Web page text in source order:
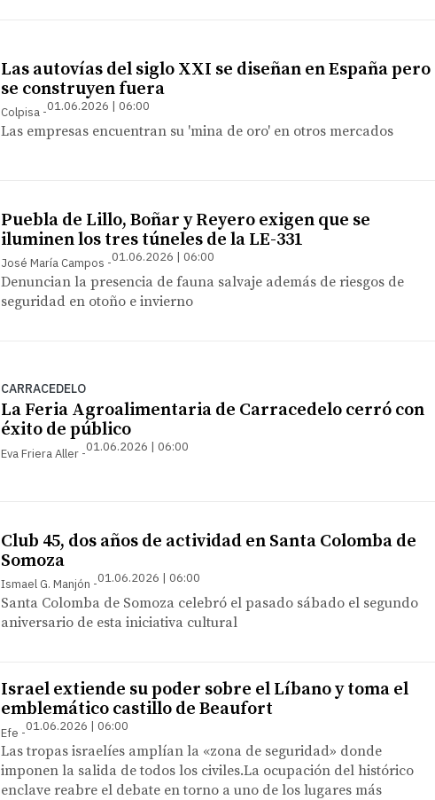
Las autovías del siglo XXI se diseñan en España pero
se construyen fuera
Colpisa 01.06.2026 | 06:00
Las empresas encuentran su 'mina de oro' en otros mercados
Puebla de Lillo, Boñar y Reyero exigen que se
iluminen los tres túneles de la LE-331
José María Campos 01.06.2026 | 06:00
Denuncian la presencia de fauna salvaje además de riesgos de
seguridad en otoño e invierno
CARRACEDELO
La Feria Agroalimentaria de Carracedelo cerró con
éxito de público
Eva Friera Aller 01.06.2026 | 06:00
Club 45, dos años de actividad en Santa Colomba de
Somoza
Ismael G. Manjón 01.06.2026 | 06:00
Santa Colomba de Somoza celebró el pasado sábado el segundo
aniversario de esta iniciativa cultural
Israel extiende su poder sobre el Líbano y toma el
emblemático castillo de Beaufort
Efe 01.06.2026 | 06:00
Las tropas israelíes amplían la «zona de seguridad» donde
imponen la salida de todos los civiles.La ocupación del histórico
enclave reabre el debate en torno a uno de los lugares más